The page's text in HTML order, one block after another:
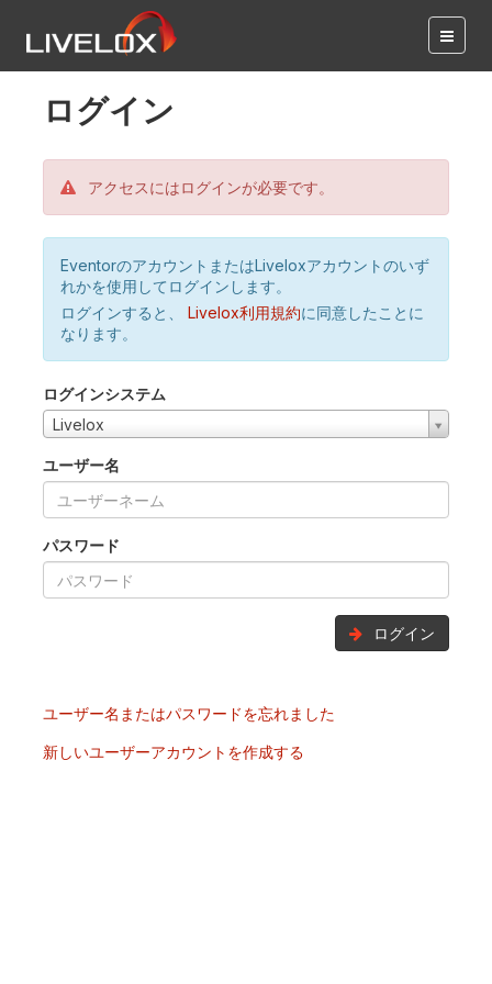
ログイン
アクセスにはログインが必要です。
EventorのアカウントまたはLiveloxアカウントのいず
れかを使用してログインします。
ログインすると、
Livelox利用規約に同意したことに
なります。
ログインシステム
Livelox
ユーザー名
パスワード
ログイン
ユーザー名またはパスワードを忘れました
新しいユーザーアカウントを作成する